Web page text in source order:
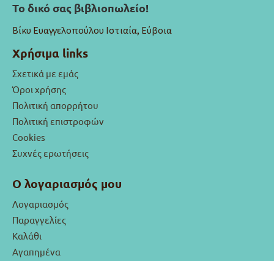
Το δικό σας βιβλιοπωλείο!
Βίκυ Ευαγγελοπούλου Ιστιαία, Εύβοια
Χρήσιμα links
Σχετικά με εμάς
Όροι χρήσης
Πολιτική απορρήτου
Πολιτική επιστροφών
Cookies
Συχνές ερωτήσεις
Ο λογαριασμός μου
Λογαριασμός
Παραγγελίες
Καλάθι
Αγαπημένα